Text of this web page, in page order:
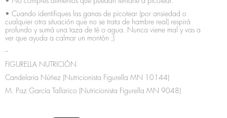
• Cuando identifiques las ganas de picotear (por ansiedad o
cualquier otra situación que no se trata de hambre real) respirá
profundo y sumá una taza de té o agua. Nunca viene mal y vas a
ver que ayuda a calmar un montón ;)
--
FIGURELLA NUTRICIÓN
Candelaria Núñez (Nutricionista Figurella MN 10144)
M. Paz García Tallarico (Nutricionista Figurella MN 9048)